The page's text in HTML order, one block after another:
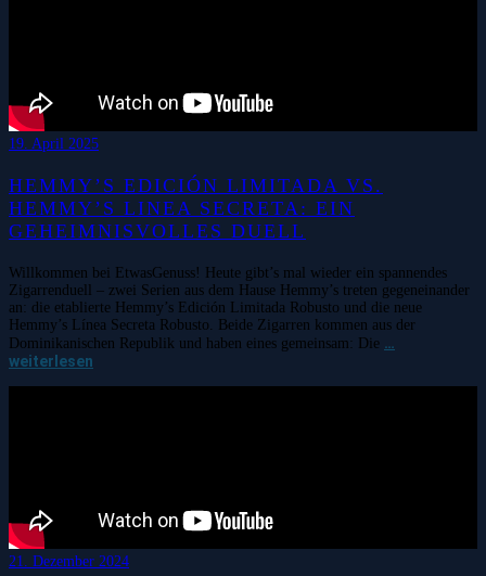
19. April 2025
HEMMY’S EDICIÓN LIMITADA VS.
HEMMY’S LINEA SECRETA: EIN
GEHEIMNISVOLLES DUELL
Willkommen bei EtwasGenuss! Heute gibt’s mal wieder ein spannendes
Zigarrenduell – zwei Serien aus dem Hause Hemmy’s treten gegeneinander
an: die etablierte Hemmy’s Edición Limitada Robusto und die neue
Hemmy’s Línea Secreta Robusto. Beide Zigarren kommen aus der
Dominikanischen Republik und haben eines gemeinsam: Die …
weiterlesen
21. Dezember 2024